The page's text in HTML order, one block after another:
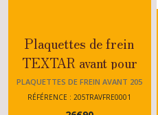
Plaquettes de frein
TEXTAR avant pour
Peugeot 205 Rallye -
GTI 1.6 - XS -
PLAQUETTES DE FREIN AVANT 205
RÉFÉRENCE : 205TRAVFRE0001